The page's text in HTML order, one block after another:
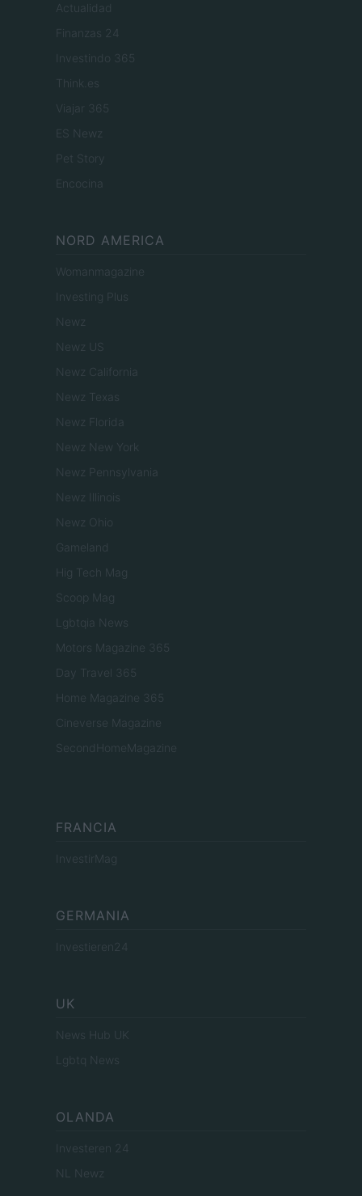
Actualidad
Finanzas 24
Investindo 365
Think.es
Viajar 365
ES Newz
Pet Story
Encocina
NORD AMERICA
Womanmagazine
Investing Plus
Newz
Newz US
Newz California
Newz Texas
Newz Florida
Newz New York
Newz Pennsylvania
Newz Illinois
Newz Ohio
Gameland
Hig Tech Mag
Scoop Mag
Lgbtqia News
Motors Magazine 365
Day Travel 365
Home Magazine 365
Cineverse Magazine
SecondHomeMagazine
FRANCIA
InvestirMag
GERMANIA
Investieren24
UK
News Hub UK
Lgbtq News
OLANDA
Investeren 24
NL Newz